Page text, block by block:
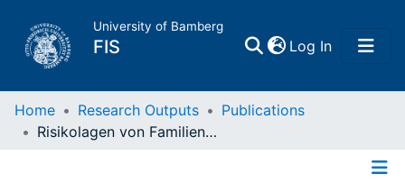
University of Bamberg
FIS Log In(current)
Home
Home Research Outputs
Publications
Risikolagen von Familien und ihre Auswirkungen auf Schulkinder